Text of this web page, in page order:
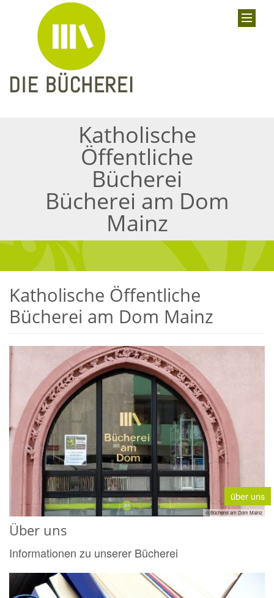
Katholische
Öffentliche
Bücherei
Bücherei am Dom
Mainz
Katholische Öffentliche
Bücherei am Dom Mainz
über uns
© Bücherei am Dom Mainz
Über uns
Informationen zu unserer Bücherei